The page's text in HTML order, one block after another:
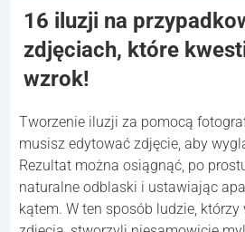
16 iluzji na
zdjęciach, które
wzrok!
Tworzenie iluzji za pomocą
musisz edytować zdjęcie, aby
Rezultat można osiągnąć, po
naturalne odblaski i ustawiając
kątem. W ten sposób ludzie,